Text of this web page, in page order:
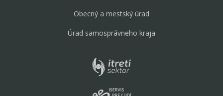
Obecný a mestský úrad
Úrad samosprávneho kraja